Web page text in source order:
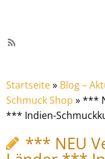
Startseite» Blog –
Schmuck Shop »***
*** Indien-
*** NEU